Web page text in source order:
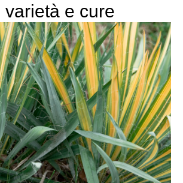
varietà e cure